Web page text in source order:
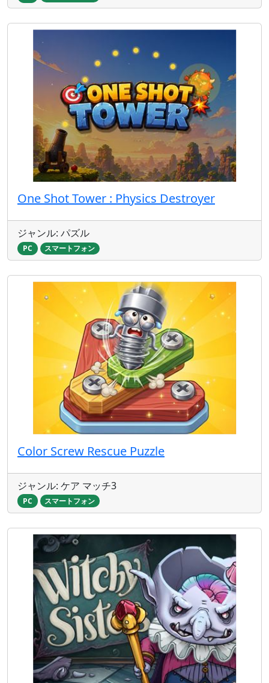
One Shot Tower : Physics Destroyer
ジャンル: パズル
PC スマートフォン
Color Screw Rescue Puzzle
ジャンル: ケア マッチ3
PC スマートフォン